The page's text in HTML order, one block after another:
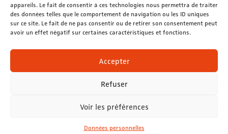
appareils. Le fait de consentir à ces technologies nous permettra de traiter
des données telles que le comportement de navigation ou les ID uniques
sur ce site. Le fait de ne pas consentir ou de retirer son consentement peut
avoir un effet négatif sur certaines caractéristiques et fonctions.
Accepter
Refuser
Voir les préférences
Données personnelles
04 77 32 32 01